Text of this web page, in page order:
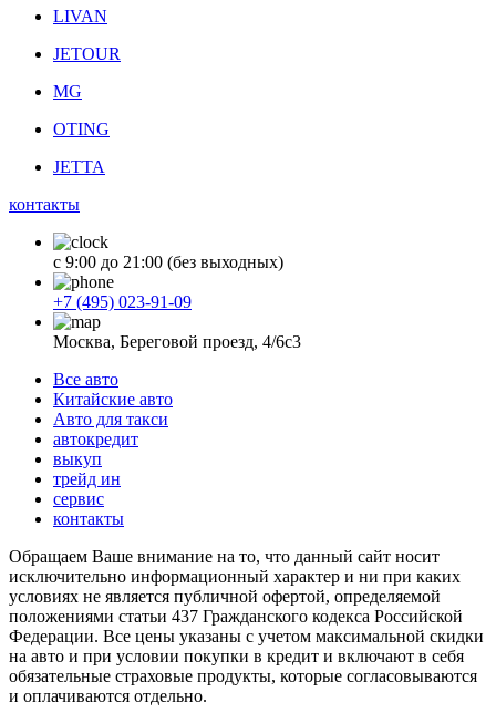
LIVAN
JETOUR
MG
OTING
JETTA
контакты
с 9:00 до 21:00 (без выходных)
+7 (495) 023-91-09
Москва, Береговой проезд, 4/6с3
Все авто
Китайские авто
Авто для такси
автокредит
выкуп
трейд ин
сервис
контакты
Обращаем Ваше внимание на то, что данный сайт носит
исключительно информационный характер и ни при каких
условиях не является публичной офертой, определяемой
положениями статьи 437 Гражданского кодекса Российской
Федерации. Все цены указаны с учетом максимальной скидки
на авто и при условии покупки в кредит и включают в себя
обязательные страховые продукты, которые согласовываются
и оплачиваются отдельно.